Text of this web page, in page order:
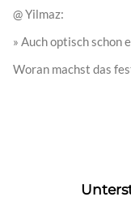
@ Yilmaz:
» Auch optisch schon
Woran machst das